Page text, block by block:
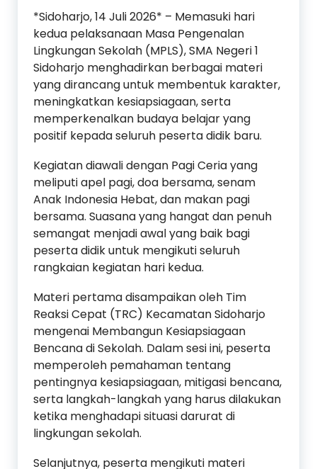
*Sidoharjo, 14 Juli 2026* – Memasuki hari
kedua pelaksanaan Masa Pengenalan
Lingkungan Sekolah (MPLS), SMA Negeri 1
Sidoharjo menghadirkan berbagai materi
yang dirancang untuk membentuk karakter,
meningkatkan kesiapsiagaan, serta
memperkenalkan budaya belajar yang
positif kepada seluruh peserta didik baru.
Kegiatan diawali dengan Pagi Ceria yang
meliputi apel pagi, doa bersama, senam
Anak Indonesia Hebat, dan makan pagi
bersama. Suasana yang hangat dan penuh
semangat menjadi awal yang baik bagi
peserta didik untuk mengikuti seluruh
rangkaian kegiatan hari kedua.
Materi pertama disampaikan oleh Tim
Reaksi Cepat (TRC) Kecamatan Sidoharjo
mengenai Membangun Kesiapsiagaan
Bencana di Sekolah. Dalam sesi ini, peserta
memperoleh pemahaman tentang
pentingnya kesiapsiagaan, mitigasi bencana,
serta langkah-langkah yang harus dilakukan
ketika menghadapi situasi darurat di
lingkungan sekolah.
Selanjutnya, peserta mengikuti materi